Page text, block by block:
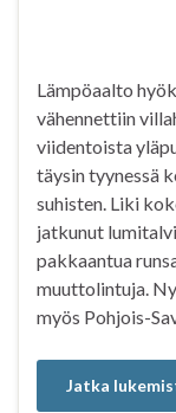
Lämpöaalto
vähennettiin
viidentoista
täysin tyynessä
suhisten. Liki
jatkunut
pakkaantua
muuttolintuja.
myös Pohjois-
Jatka